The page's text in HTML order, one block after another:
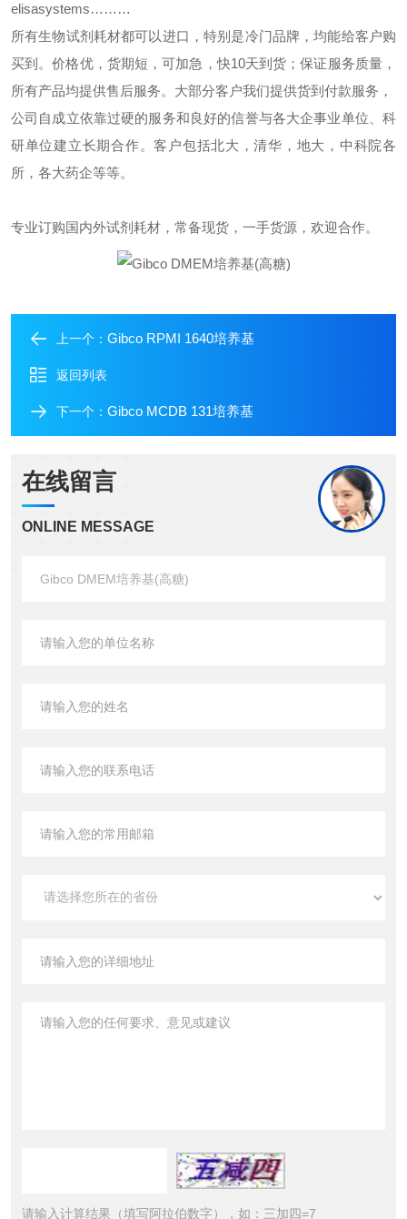
elisasystems………
所有生物试剂耗材都可以进口，特别是冷门品牌，均能给客户购
买到。价格优，货期短，可加急，快10天到货；保证服务质量，
所有产品均提供售后服务。大部分客户我们提供货到付款服务，
公司自成立依靠过硬的服务和良好的信誉与各大企事业单位、科
研单位建立长期合作。客户包括北大，清华，地大，中科院各
所，各大药企等等。
专业订购国内外试剂耗材，常备现货，一手货源，欢迎合作。
上一个： Gibco RPMI 1640培养基
返回列表
下一个： Gibco MCDB 131培养基
在线留言
ONLINE MESSAGE
请输入计算结果（填写阿拉伯数字），如：三加四=7